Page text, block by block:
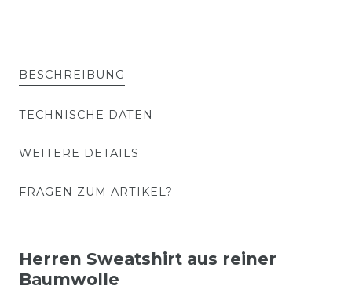
BESCHREIBUNG
TECHNISCHE DATEN
WEITERE DETAILS
FRAGEN ZUM ARTIKEL?
Herren Sweatshirt aus reiner
Baumwolle